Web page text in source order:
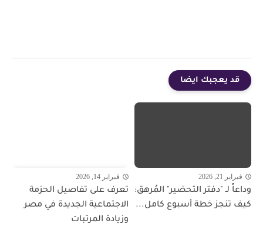
قد يعجبك ايضا
فبراير 21, 2026
وداعاً لـ "دفتر التحضير" المُرهق:
كيف تنجز خطة أسبوع كامل...
فبراير 14, 2026
تعرف على تفاصيل الحزمة
الاجتماعية الجديدة في مصر
وزيادة المرتبات